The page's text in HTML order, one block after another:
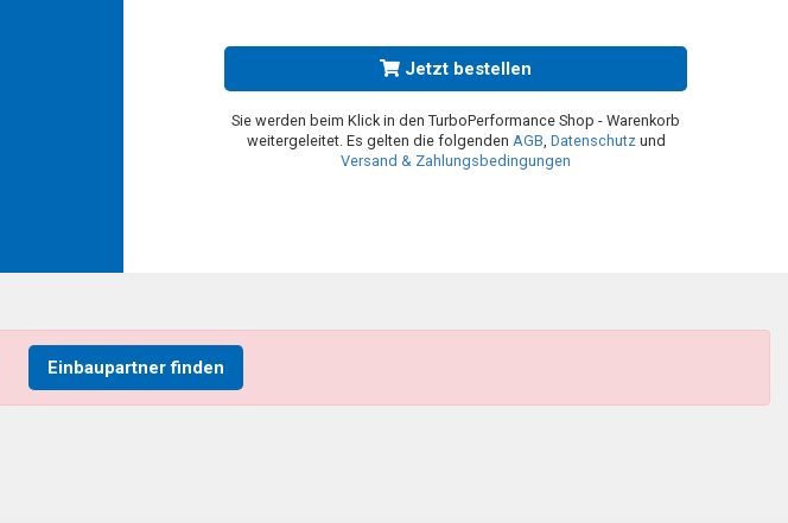
Jetzt bestellen
Sie werden beim Klick in den TurboPerformance Shop - Warenkorb
weitergeleitet. Es gelten die folgenden AGB, Datenschutzund
Versand & Zahlungsbedingungen
Einbaupartner finden